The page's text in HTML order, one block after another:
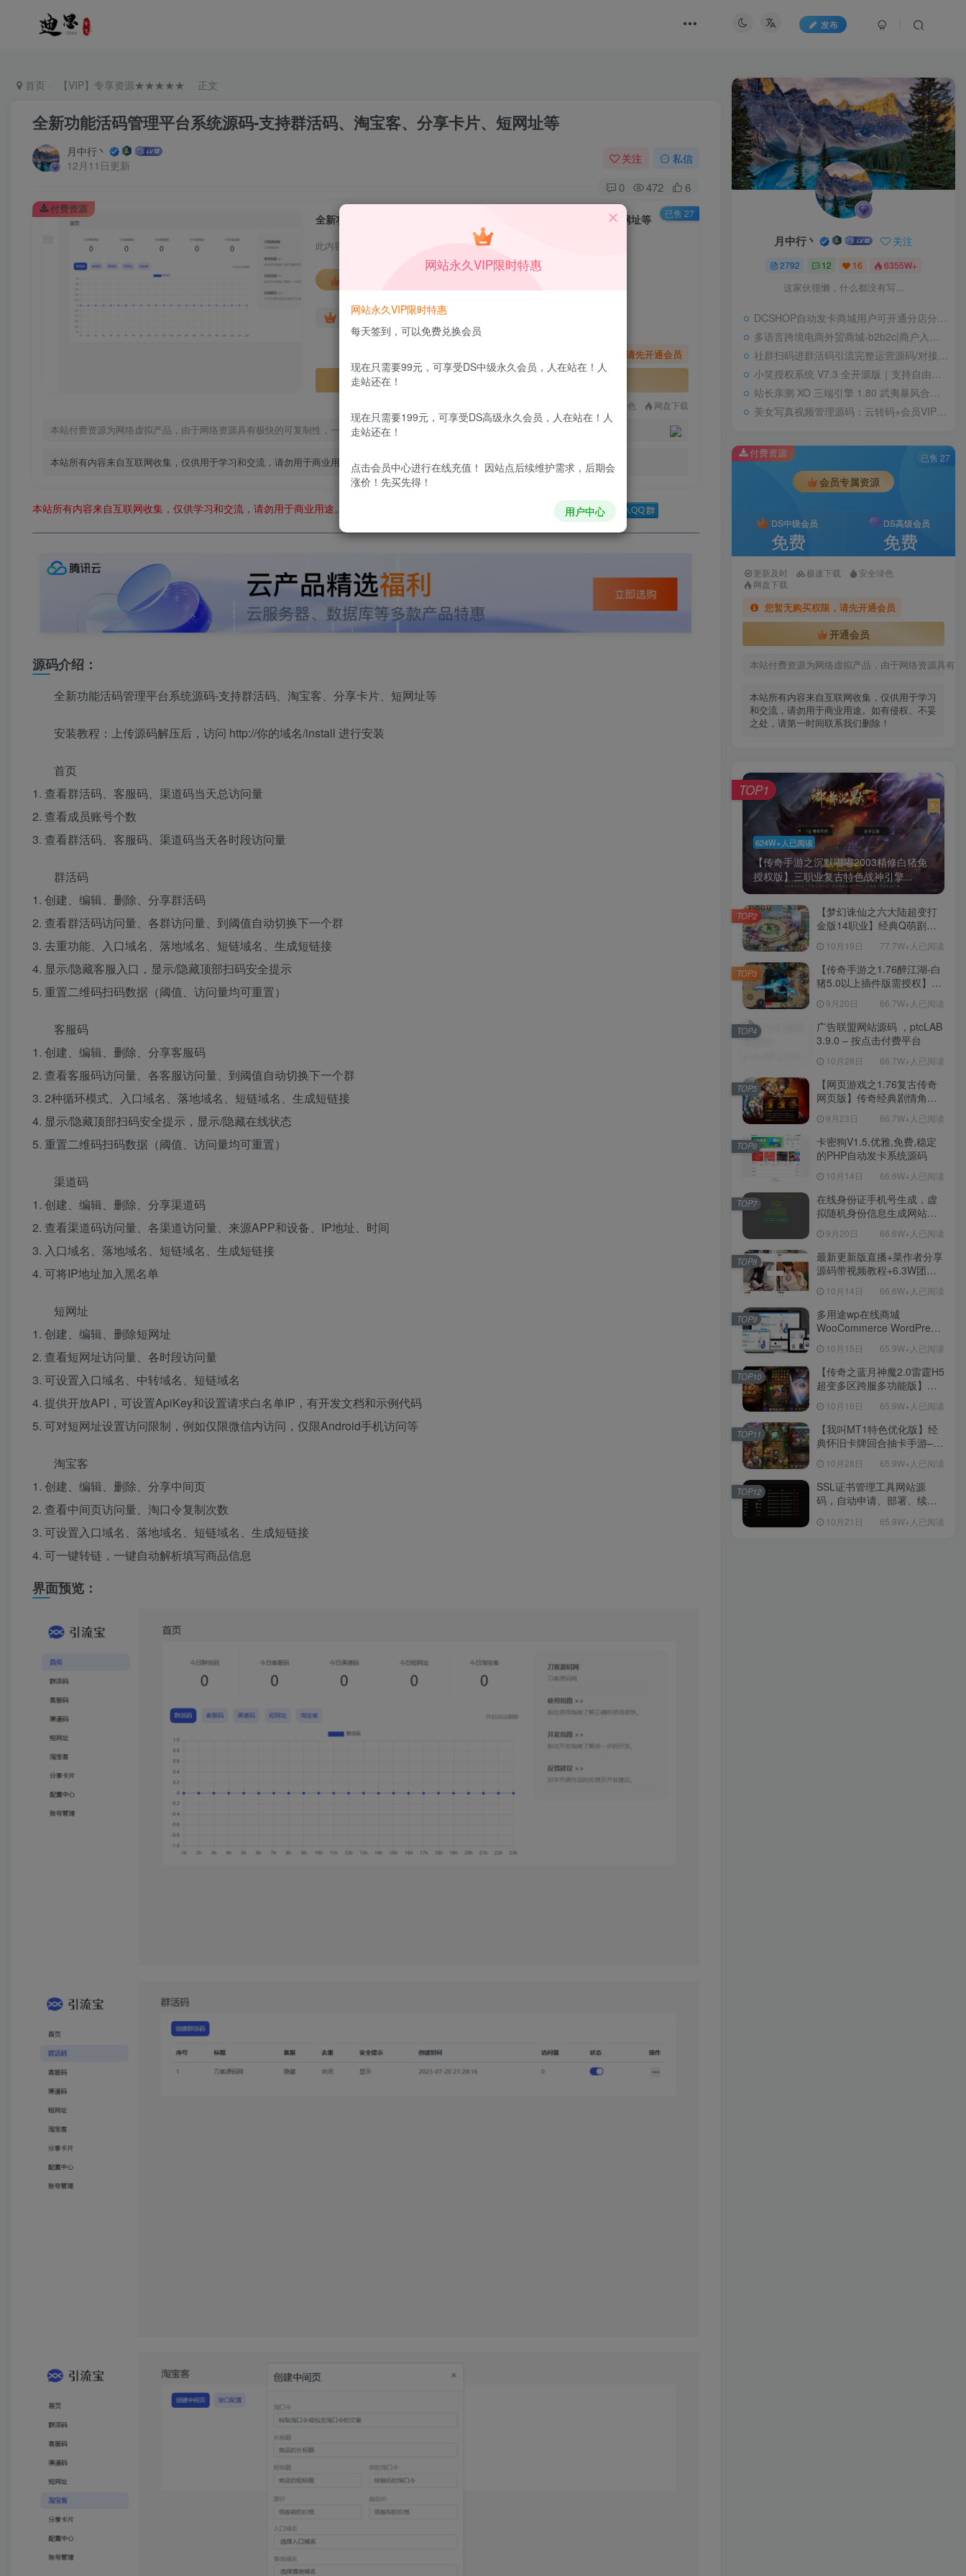
发布
首页 【VIP】专享资源★★★★★ 正文
全新功能活码管理平台系统源码-支持群活码、淘宝客、分享卡片、短网址等
月中行丶
12月11日更新
关注 私信
0 472 6
全新功能活码管理平台系统源码-支持群活码、淘宝客、分享卡片、短网址等
此内容为付费资源，请付费后查看
DS中级会员 免费 DS高级会员
您暂无购买权限，请先开通会员
安全绿色 网盘下载
本站付费资源为网络虚拟产品，由于网络资源具有极快的可复制性，一经出售不予退款，购买如有疑问请及时联系站长QQ：
本站所有内容来自互联网收集，仅供用于学习和交流，请勿用于商业用途。如有侵权、不妥之处，请第一时间联系我们删除！
付费资源 已售 27
本站所有内容来自互联网收集，仅供学习和交流，请勿用于商业用途。如有侵权、不妥之处，请第一时间联系我们删除！ Q群：
源码介绍：
全新功能活码管理平台系统源码-支持群活码、淘宝客、分享卡片、短网址等
安装教程：上传源码解压后，访问 http://你的域名/install 进行安装
首页
1. 查看群活码、客服码、渠道码当天总访问量
2. 查看成员账号个数
3. 查看群活码、客服码、渠道码当天各时段访问量
群活码
1. 创建、编辑、删除、分享群活码
2. 查看群活码访问量、各群访问量、到阈值自动切换下一个群
3. 去重功能、入口域名、落地域名、短链域名、生成短链接
4. 显示/隐藏客服入口，显示/隐藏顶部扫码安全提示
5. 重置二维码扫码数据（阈值、访问量均可重置）
客服码
1. 创建、编辑、删除、分享客服码
2. 查看客服码访问量、各客服访问量、到阈值自动切换下一个群
3. 2种循环模式、入口域名、落地域名、短链域名、生成短链接
4. 显示/隐藏顶部扫码安全提示，显示/隐藏在线状态
5. 重置二维码扫码数据（阈值、访问量均可重置）
渠道码
1. 创建、编辑、删除、分享渠道码
2. 查看渠道码访问量、各渠道访问量、来源APP和设备、IP地址、时间
3. 入口域名、落地域名、短链域名、生成短链接
4. 可将IP地址加入黑名单
短网址
1. 创建、编辑、删除短网址
2. 查看短网址访问量、各时段访问量
3. 可设置入口域名、中转域名、短链域名
4. 提供开放API，可设置ApiKey和设置请求白名单IP，有开发文档和示例代码
5. 可对短网址设置访问限制，例如仅限微信内访问，仅限Android手机访问等
淘宝客
1. 创建、编辑、删除、分享中间页
2. 查看中间页访问量、淘口令复制次数
3. 可设置入口域名、落地域名、短链域名、生成短链接
4. 可一键转链，一键自动解析填写商品信息
界面预览：
月中行丶 关注
2792 12 16 6355W+
这家伙很懒，什么都没有写...
DCSHOP自动发卡商城用户可开通分店分销，支持实物发货，自带博客功能
多语言跨境电商外贸商城-b2b2c|商户入驻|随机物流|信用分|平台代发
社群扫码进群活码引流完整运营源码/对接免签约支付接口/推广正常绑定下级
小笑授权系统 V7.3 全开源版｜支持自由二次开发
站长亲测 XO 三端引擎 1.80 武夷暴风合击复古传奇手游服务端 魔神领域盘古圣地降魔天堂
美女写真视频管理源码：云转码+会员VIP系统，一键采集+代理系统全支持
付费资源
会员专属资源
DS中级会员
免费
DS高级会员
免费
更新及时 极速下载
安全绿色
网盘下载
您暂无购买权限，请先开通会员
开通会员
本站付费资源为网络虚拟产品，由于网络资源具有
本站所有内容来自互联网收集，仅供用于学习
和交流，请勿用于商业用途。如有侵权、不妥
之处，请第一时间联系我们删除！
已售 27
624W+人已阅读
【传奇手游之沉默嘟嘟2003精修白猪免
授权版】三职业复古特色战神引擎...
TOP1
【梦幻诛仙之六大陆超变打
金版14职业】经典Q萌剧情
Linux服务端源码视频架设教
程-新版多功能GM网页后台
工具-安卓苹果IOS双端版
本！
10月19日 77.7W+人已阅读
TOP2
【传奇手游之1.76醉江湖-白
猪5.0以上插件版需授权】三
手游-Win服务端源码视频架
设教程-新版GM多功能网页
授权物品后台-九层妖塔-法宠
系统-历练殿堂-尸家重地-GM
直冲网页后台-安卓苹果IOS
双端版本！
9月20日 66.7W+人已阅读
TOP3
广告联盟网站源码 ，ptcLAB
3.9.0 – 按点击付费平台
10月28日 66.7W+人已阅读
TOP4
【网页游戏之1.76复古传奇
网页版】传奇经典剧情角色
Win服务端源码视频架设教
程！
9月23日 66.7W+人已阅读
TOP5
卡密狗V1.5,优雅,免费,稳定
的PHP自动发卡系统源码
10月14日 66.6W+人已阅读
TOP6
在线身份证手机号生成，虚
拟随机身份信息生成网站源
9月20日 66.6W+人已阅读
TOP7
最新更新版直播+菜作者分享
源码带视频教程+6.3W团购
【源码+教程】
10月14日 66.6W+人已阅读
TOP8
多用途wp在线商城
WooCommerce WordPress
10月15日 65.9W+人已阅读
TOP9
【传奇之蓝月神魔2.0雷霆H5
超变多区跨服多功能版】三
网H5全网通传奇手游-最新整
理单机一键即玩镜像端-打包
Linux服务端源码-视频架设
教程
10月16日 65.9W+人已阅读
TOP10
【我叫MT1特色优化版】经
典怀旧卡牌回合抽卡手游–打
包Linux服务端源码视频架设
教程-多功能GM后台工具-网
页注册-安卓版本！
10月28日 65.9W+人已阅读
TOP11
SSL证书管理工具网站源
码，自动申请、部署、续期
10月21日 65.9W+人已阅读
TOP12
网站永久VIP限时特惠
网站永久VIP限时特惠
每天签到，可以免费兑换会员
现在只需要99元，可享受DS中级永久会员，人在站在！人
走站还在！
现在只需要199元，可享受DS高级永久会员，人在站在！人
走站还在！
点击会员中心进行在线充值！ 因站点后续维护需求，后期会
涨价！先买先得！
用户中心